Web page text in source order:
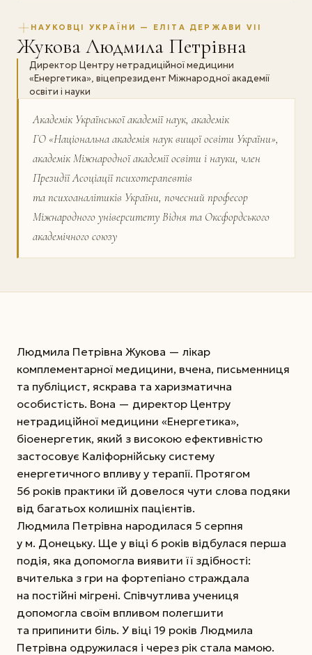
НАУКОВЦІ УКРАЇНИ — ЕЛІТА ДЕРЖАВИ VII
Жукова Людмила Петрівна
Директор Центру нетрадиційної медицини
«Енергетика», віцепрезидент Міжнародної академії
освіти і науки
Академік Української академії наук, академік
ГО «Національна академія наук вищої освіти України»,
академік Міжнародної академії освіти і науки, член
Президії Асоціації психотерапевтів
та психоаналітиків України, почесний професор
Міжнародного університету Відня та Оксфордського
академічного союзу
Людмила Петрівна Жукова — лікар
комплементарної медицини, вчена, письменниця
та публіцист, яскрава та харизматична
особистість. Вона — директор Центру
нетрадиційної медицини «Енергетика»,
біоенергетик, який з високою ефективністю
застосовує Каліфорнійську систему
енергетичного впливу у терапії. Протягом
56 років практики їй довелося чути слова подяки
від багатьох колишніх пацієнтів.
Людмила Петрівна народилася 5 серпня
у м. Донецьку. Ще у віці 6 років відбулася перша
подія, яка допомогла виявити її здібності:
вчителька з гри на фортепіано страждала
на постійні мігрені. Співчутлива учениця
допомогла своїм впливом полегшити
та припинити біль. У віці 19 років Людмила
Петрівна одружилася і через рік стала мамою.